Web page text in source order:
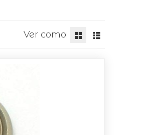
Ver como: